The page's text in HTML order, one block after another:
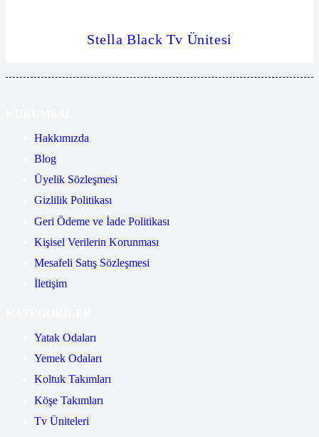
Stella Black Tv Ünitesi
Hakkımızda
Blog
Üyelik Sözleşmesi
Gizlilik Politikası
Geri Ödeme ve İade Politikası
Kişisel Verilerin Korunması
Mesafeli Satış Sözleşmesi
İletişim
Yatak Odaları
Yemek Odaları
Koltuk Takımları
Köşe Takımları
Tv Üniteleri